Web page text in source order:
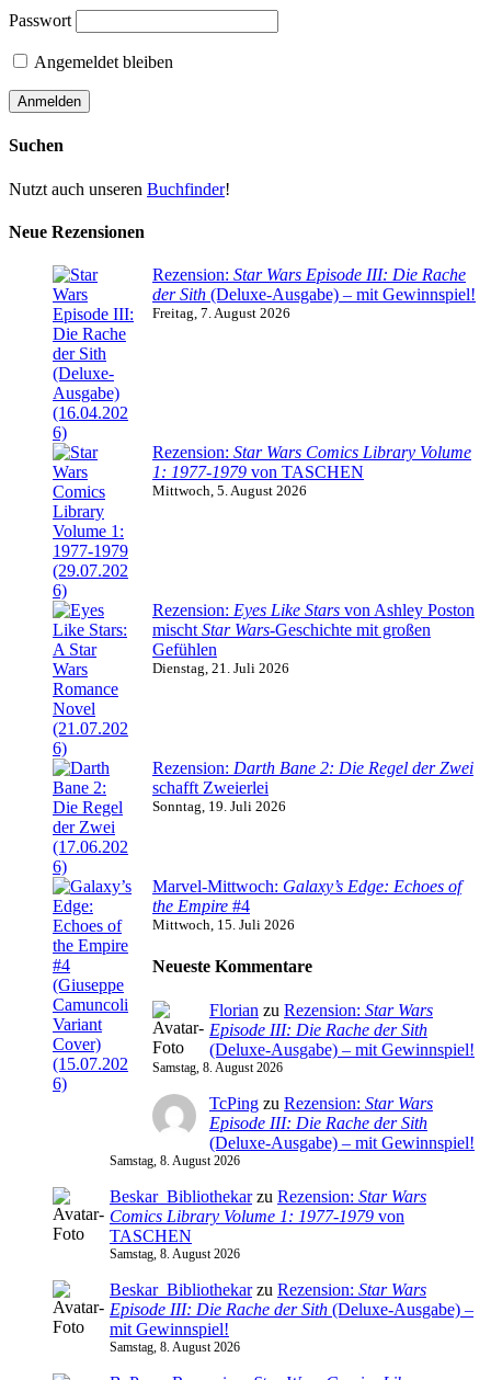
Passwort
Angemeldet bleiben
Suchen
Nutzt auch unseren Buchfinder!
Neue Rezensionen
Rezension: Star Wars Episode III: Die Rache
der Sith (Deluxe-Ausgabe) – mit Gewinnspiel!
Freitag, 7. August 2026
Rezension: Star Wars Comics Library Volume
1: 1977-1979 von TASCHEN
Mittwoch, 5. August 2026
Rezension: Eyes Like Stars von Ashley Poston
mischt Star Wars-Geschichte mit großen
Gefühlen
Dienstag, 21. Juli 2026
Rezension: Darth Bane 2: Die Regel der Zwei
schafft Zweierlei
Sonntag, 19. Juli 2026
Marvel-Mittwoch: Galaxy’s Edge: Echoes of
the Empire #4
Mittwoch, 15. Juli 2026
Neueste Kommentare
Florian zu Rezension: Star Wars
Episode III: Die Rache der Sith
(Deluxe-Ausgabe) – mit Gewinnspiel!
Samstag, 8. August 2026
TcPing zu Rezension: Star Wars
Episode III: Die Rache der Sith
(Deluxe-Ausgabe) – mit Gewinnspiel!
Samstag, 8. August 2026
Beskar_Bibliothekarzu Rezension: Star Wars
Comics Library Volume 1: 1977-1979 von
TASCHEN
Samstag, 8. August 2026
Beskar_Bibliothekarzu Rezension: Star Wars
Episode III: Die Rache der Sith (Deluxe-Ausgabe) –
mit Gewinnspiel!
Samstag, 8. August 2026